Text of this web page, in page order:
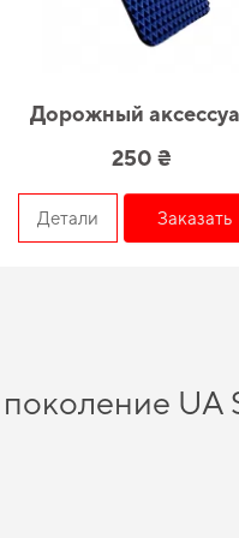
Дорожный
250 ₴
Детали Заказать
UA